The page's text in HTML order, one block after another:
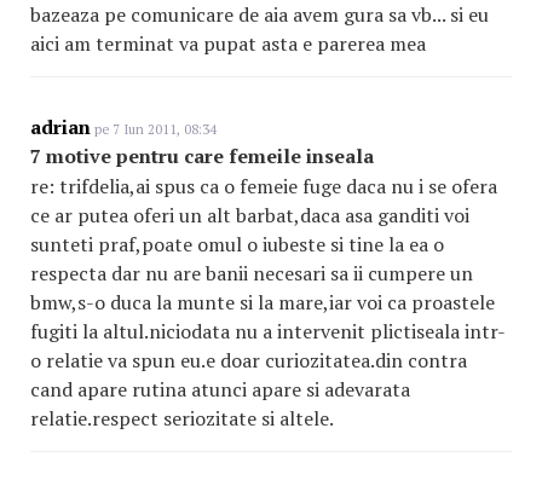
bazeaza pe comunicare de aia avem gura sa vb... si eu
aici am terminat va pupat asta e parerea mea
adrian pe 7 Iun 2011, 08:34
7 motive pentru care femeile inseala
re: trifdelia,ai spus ca o femeie fuge daca nu i se ofera
ce ar putea oferi un alt barbat,daca asa ganditi voi
sunteti praf,poate omul o iubeste si tine la ea o
respecta dar nu are banii necesari sa ii cumpere un
bmw,s-o duca la munte si la mare,iar voi ca proastele
fugiti la altul.niciodata nu a intervenit plictiseala intr-
o relatie va spun eu.e doar curiozitatea.din contra
cand apare rutina atunci apare si adevarata
relatie.respect seriozitate si altele.